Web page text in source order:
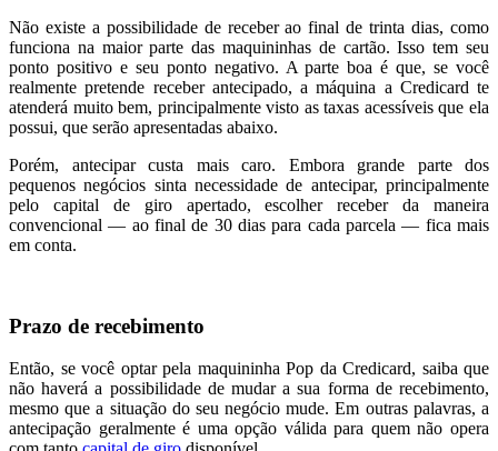
Não existe a possibilidade de receber ao final de trinta dias, como
funciona na maior parte das maquininhas de cartão. Isso tem seu
ponto positivo e seu ponto negativo. A parte boa é que, se você
realmente pretende receber antecipado, a máquina a Credicard te
atenderá muito bem, principalmente visto as taxas acessíveis que ela
possui, que serão apresentadas abaixo.
Porém, antecipar custa mais caro. Embora grande parte dos
pequenos negócios sinta necessidade de antecipar, principalmente
pelo capital de giro apertado, escolher receber da maneira
convencional — ao final de 30 dias para cada parcela — fica mais
em conta.
Prazo de recebimento
Então, se você optar pela maquininha Pop da Credicard, saiba que
não haverá a possibilidade de mudar a sua forma de recebimento,
mesmo que a situação do seu negócio mude. Em outras palavras, a
antecipação geralmente é uma opção válida para quem não opera